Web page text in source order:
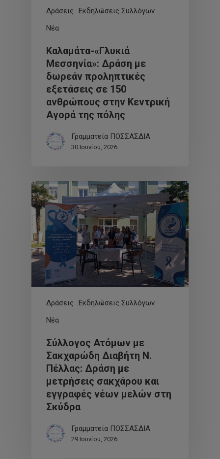
Δράσεις
Εκδηλώσεις Συλλόγων
Νέα
Καλαμάτα-«Γλυκιά
Μεσσηνία»: Δράση με
δωρεάν προληπτικές
εξετάσεις σε 150
ανθρώπους στην Κεντρική
Αγορά της πόλης
Γραμματεία ΠΟΣΣΑΣΔΙΑ
30 Ιουνίου, 2026
Δράσεις
Εκδηλώσεις Συλλόγων
Νέα
Σύλλογος Ατόμων με
Σακχαρώδη Διαβήτη Ν.
Πέλλας: Δράση με
μετρήσεις σακχάρου και
εγγραφές νέων μελών στη
Σκύδρα
Γραμματεία ΠΟΣΣΑΣΔΙΑ
29 Ιουνίου, 2026